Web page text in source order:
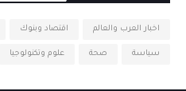
اخبار العرب والعالم اقتصاد وبنوك
سياسة صحة علوم وتكنولوجيا